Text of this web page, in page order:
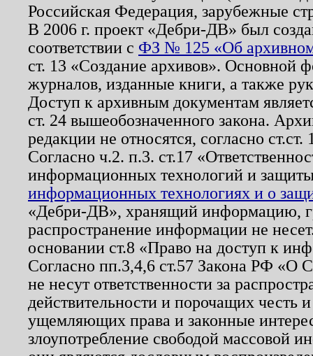
Российская Федерация, зарубежные
В 2006 г. проект «Дебри-ДВ» был
соответствии с ФЗ № 125 «Об
ст. 13 «Создание архивов». Основной
журналов, изданные книги, а также
Доступ к архивным документам
ст. 24 вышеобозначенного закона.
редакции не относятся, согласно
Согласно ч.2. п.3. ст.17
информационных технологий и
информационных технологиях и о
«Дебри-ДВ», хранящий информацию,
распространение информации не
основании ст.8 «Право на доступ к
Согласно пп.3,4,6 ст.57 Закона РФ «О
не несут ответственности за
действительности и порочащих честь
ущемляющих права и законные
злоупотребление свободой массовой